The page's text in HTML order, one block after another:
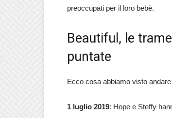
preoccupati per il loro bebè.
Beautiful, le
puntate
Ecco cosa abbiamo visto
1 luglio 2019: Hope e Steffy